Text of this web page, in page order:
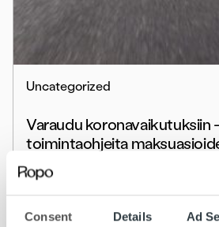
Consent Details Ad
Uncategorized
Varaudu koronavaikutuksiin
toimintaohjeita